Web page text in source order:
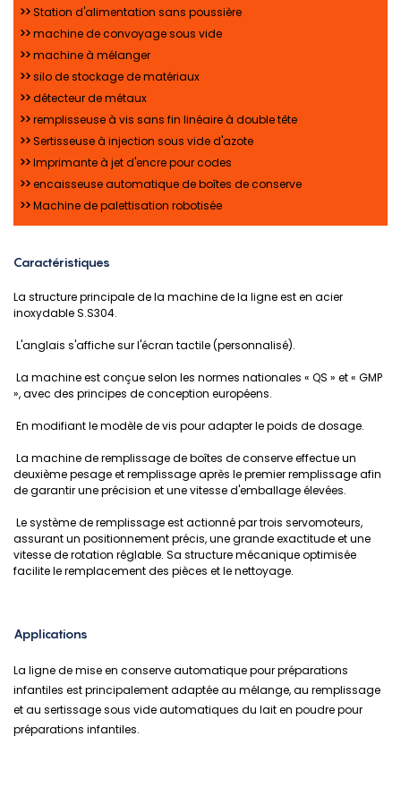
>>Station d'alimentation sans poussière
>>machine de convoyage sous vide
>>machine à mélanger
>>silo de stockage de matériaux
>>détecteur de métaux
>>remplisseuse à vis sans fin linéaire à double tête
>>Sertisseuse à injection sous vide d'azote
>>Imprimante à jet d'encre pour codes
>>encaisseuse automatique de boîtes de conserve
>>Machine de palettisation robotisée
Caractéristiques
La structure principale de la machine de la ligne est en acier
inoxydable S.S304.
L'anglais s'affiche sur l'écran tactile (personnalisé).
La machine est conçue selon les normes nationales « QS » et « GMP
», avec des principes de conception européens.
En modifiant le modèle de vis pour adapter le poids de dosage.
La machine de remplissage de boîtes de conserve effectue un
deuxième pesage et remplissage après le premier remplissage afin
de garantir une précision et une vitesse d'emballage élevées.
Le système de remplissage est actionné par trois servomoteurs,
assurant un positionnement précis, une grande exactitude et une
vitesse de rotation réglable. Sa structure mécanique optimisée
facilite le remplacement des pièces et le nettoyage.
Applications
La ligne de mise en conserve automatique pour préparations
infantiles est principalement adaptée au mélange, au remplissage
et au sertissage sous vide automatiques du lait en poudre pour
préparations infantiles.